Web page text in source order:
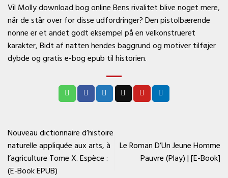
Vil Molly download bog online Bens rivalitet blive noget mere,
når de står over for disse udfordringer? Den pistolbærende
nonne er et andet godt eksempel på en velkonstrueret
karakter, Bidt af natten hendes baggrund og motiver tilføjer
dybde og gratis e-bog epub til historien.
Nouveau dictionnaire d’histoire
naturelle appliquée aux arts, à
l’agriculture Tome X. Espèce :
(E-Book EPUB)
Le Roman D’Un Jeune Homme
Pauvre (Play) | [E-Book]